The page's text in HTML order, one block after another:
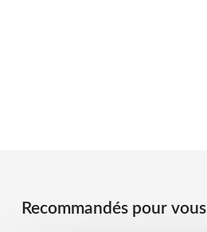
Recommandés pour vous